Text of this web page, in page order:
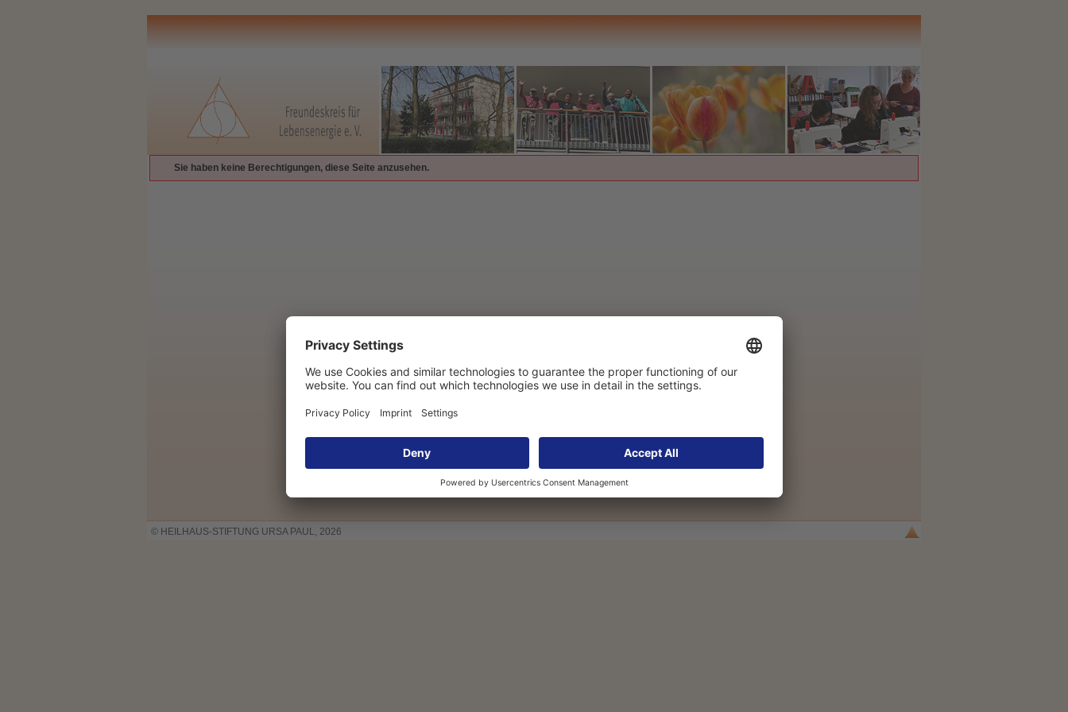
Sie haben keine Berechtigungen, diese Seite anzusehen.
© HEILHAUS-STIFTUNG URSA PAUL, 2026